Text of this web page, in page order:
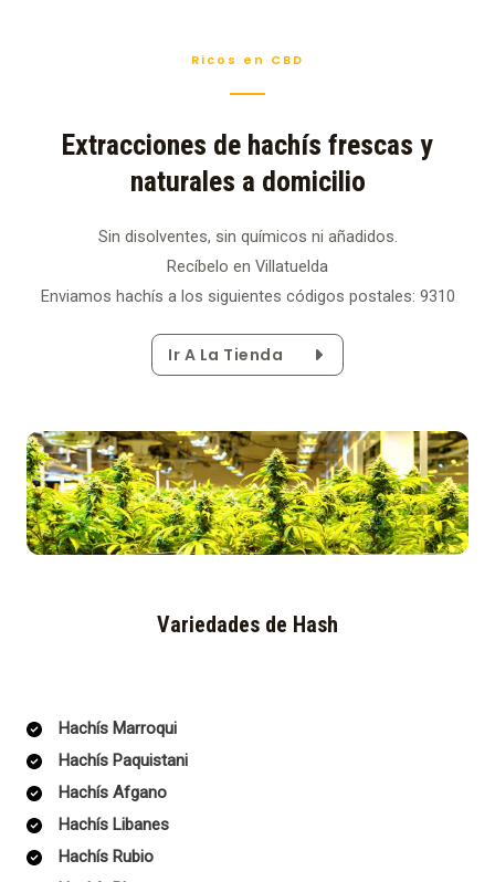
Ricos en CBD
Extracciones de hachís frescas y
naturales a domicilio
Sin disolventes, sin químicos ni añadidos.
Recíbelo en Villatuelda
Enviamos hachís a los siguientes códigos postales: 9310
Ir A La Tienda
Variedades de Hash
Hachís Marroqui
Hachís Paquistani
Hachís Afgano
Hachís Libanes
Hachís Rubio